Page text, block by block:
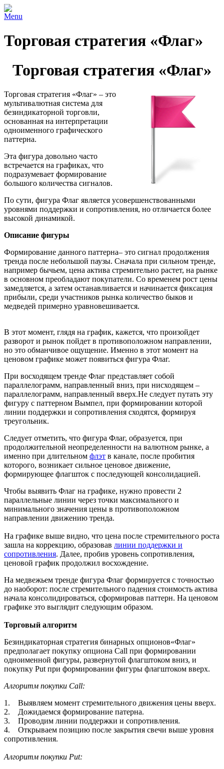
Menu
Торговая стратегия «Флаг»
Торговая стратегия «Флаг»
Торговая стратегия «Флаг» – это
мультивалютная система для
безиндикаторной торговли,
основанная на интерпретации
одноименного графического
паттерна.
Эта фигура довольно часто
встречается на графиках, что
подразумевает формирование
большого количества сигналов.
По сути, фигура Флаг является усовершенствованными
уровнями поддержки и сопротивления, но отличается более
высокой динамикой.
Описание фигуры
Формирование данного паттерна– это сигнал продолжения
тренда после небольшой паузы. Сначала при сильном тренде,
например бычьем, цена актива стремительно растет, на рынке
в основном преобладают покупатели. Со временем рост цены
замедляется, а затем останавливается и начинается фиксация
прибыли, среди участников рынка количество быков и
медведей примерно уравновешивается.
В этот момент, глядя на график, кажется, что произойдет
разворот и рынок пойдет в противоположном направлении,
но это обманчивое ощущение. Именно в этот момент на
ценовом графике может появиться фигура Флаг.
При восходящем тренде Флаг представляет собой
параллелограмм, направленный вниз, при нисходящем –
параллелограмм, направленный вверх.Не следует путать эту
фигуру с паттерном Вымпел, при формировании которой
линии поддержки и сопротивления сходятся, формируя
треугольник.
Следует отметить, что фигура Флаг, образуется, при
продолжительной неопределенности на валютном рынке, а
именно при длительном флэт в канале, после пробития
которого, возникает сильное ценовое движение,
формирующее флагшток с последующей консолидацией.
Чтобы выявить Флаг на графике, нужно провести 2
параллельные линии через точки максимального и
минимального значения цены в противоположном
направлении движению тренда.
На графике выше видно, что цена после стремительного роста
зашла на коррекцию, образовав линии поддержки и
сопротивления. Далее, пробив уровень сопротивления,
ценовой график продолжил восхождение.
На медвежьем тренде фигура Флаг формируется с точностью
до наоборот: после стремительного падения стоимость актива
начала консолидироваться, сформировав паттерн. На ценовом
графике это выглядит следующим образом.
Торговый алгоритм
Безиндикаторная стратегия бинарных опционов«Флаг»
предполагает покупку опциона Call при формировании
одноименной фигуры, развернутой флагштоком вниз, и
покупку Put при формировании фигуры флагштоком вверх.
Алгоритм покупки Call:
1. Выявляем момент стремительного движения цены вверх.
2. Дожидаемся формирование патерна.
3. Проводим линии поддержки и сопротивления.
4. Открываем позицию после закрытия свечи выше уровня
сопротивления.
Алгоритм покупки Put: